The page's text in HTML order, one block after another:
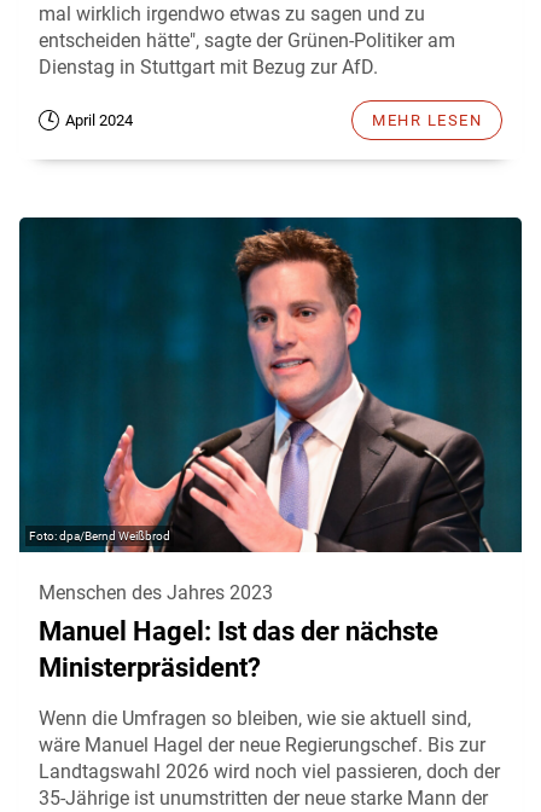
mal wirklich irgendwo etwas zu sagen und zu
entscheiden hätte", sagte der Grünen-Politiker am
Dienstag in Stuttgart mit Bezug zur AfD.
April 2024 MEHR LESEN
dpa/Bernd Weißbrod
Menschen des Jahres 2023
Manuel Hagel: Ist das der nächste
Ministerpräsident?
Wenn die Umfragen so bleiben, wie sie aktuell sind,
wäre Manuel Hagel der neue Regierungschef. Bis zur
Landtagswahl 2026 wird noch viel passieren, doch der
35-Jährige ist unumstritten der neue starke Mann der